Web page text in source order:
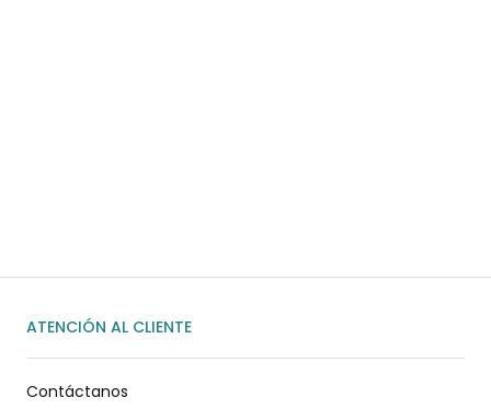
ATENCIÓN AL CLIENTE
Contáctanos